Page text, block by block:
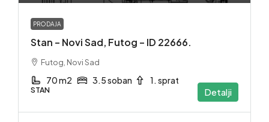
PRODAJA
Stan – Novi Sad, Futog – ID 22666.
Futog, Novi Sad
70 m2 3.5 soban 1. sprat
STAN Detalji